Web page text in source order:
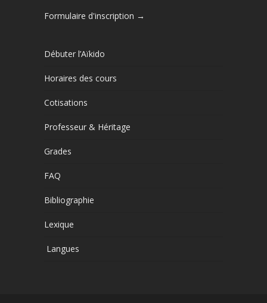
Formulaire d'inscription →
Débuter l’Aïkido
Horaires des cours
Cotisations
Professeur & Héritage
Grades
FAQ
Bibliographie
Lexique
Langues